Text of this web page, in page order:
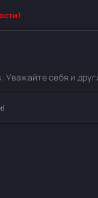
Уважайте себя и